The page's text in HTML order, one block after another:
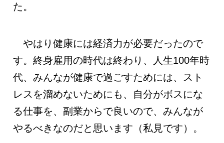
た。
やはり健康には経済力が必要だったので
す。終身雇用の時代は終わり、人生100年時
代、みんなが健康で過ごすためには、スト
レスを溜めないためにも、自分がボスにな
る仕事を、副業からで良いので、みんなが
やるべきなのだと思います（私見です）。